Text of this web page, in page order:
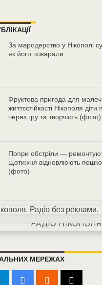
За мародерство у Нікополі
як його покарали
Фруктова пригода для
життєстійкості Нікополя діти
через гру та творчість (фото)
Попри обстріли —
щотижня відновлюють
(фото)
МЕРЕЖАХ